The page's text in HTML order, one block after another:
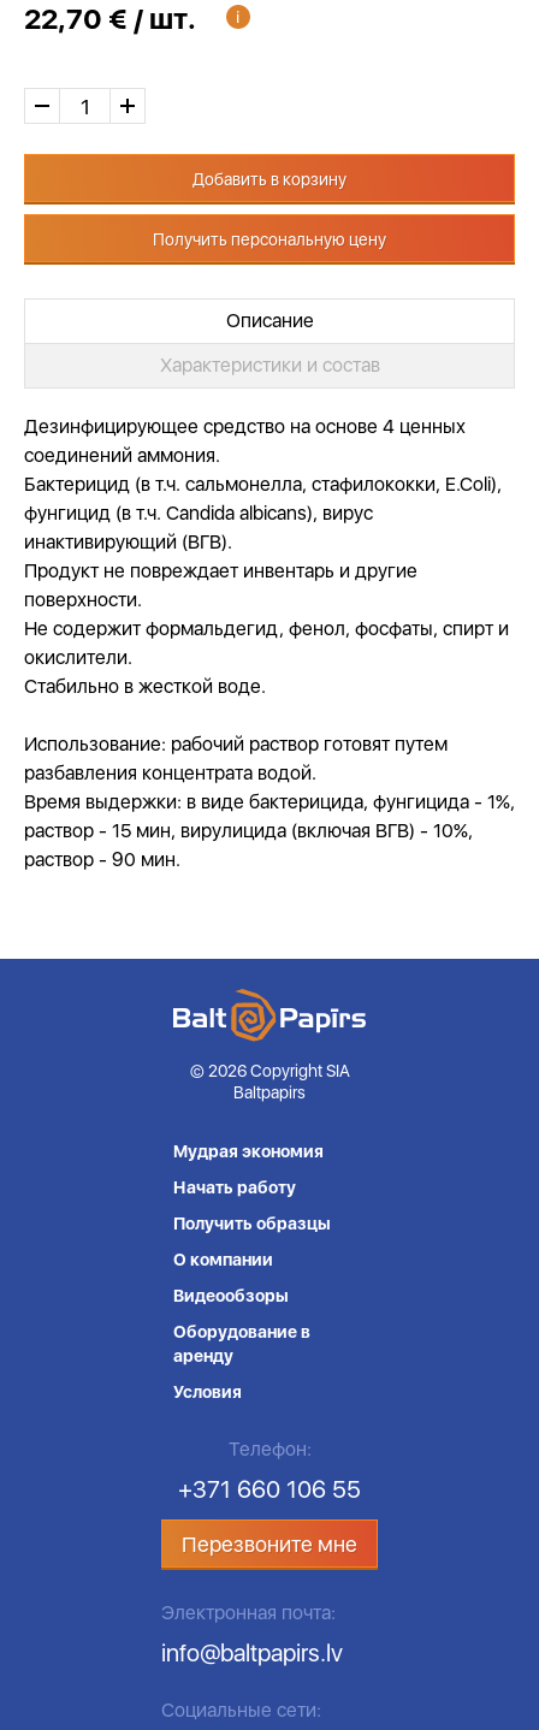
22,70 € / шт.
Добавить в корзину
Получить персональную цену
Описание
Характеристики и состав
Дезинфицирующее средство на основе 4 ценных
соединений аммония.
Бактерицид (в т.ч. сальмонелла, стафилококки, E.Coli),
фунгицид (в т.ч. Candida albicans), вирус
инактивирующий (ВГВ).
Продукт не повреждает инвентарь и другие
поверхности.
Не содержит формальдегид, фенол, фосфаты, спирт и
окислители.
Стабильно в жесткой воде.
Использование: рабочий раствор готовят путем
разбавления концентрата водой.
Время выдержки: в виде бактерицида, фунгицида - 1%,
раствор - 15 мин, вирулицида (включая ВГВ) - 10%,
раствор - 90 мин.
© 2026 Copyright SIA
Baltpapirs
Мудрая экономия
Начать работу
Получить образцы
О компании
Видеообзоры
Оборудование в
аренду
Условия
Телефон:
+371 660 106 55
Перезвоните мне
Электронная почта:
info@baltpapirs.lv
Социальные сети: